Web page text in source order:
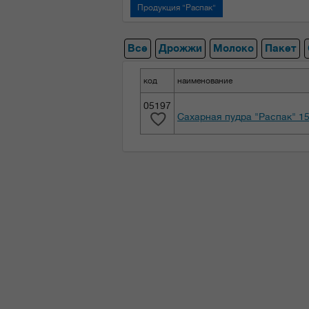
Продукция "Распак"
Все Дрожжи Молоко Пакет
код наименование
05197
Сахарная пудра "Распак"